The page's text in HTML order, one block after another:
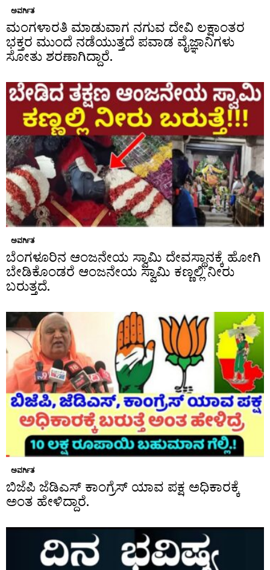
ಅವರ್ಗಿತ
ಮಂಗಳಾರತಿ ಮಾಡುವಾಗ ನಗುವ ದೇವಿ ಲಕ್ಷಾಂತರ
ಭಕ್ತರ ಮುಂದೆ ನಡೆಯುತ್ತದೆ ಪವಾಡ ವೈಜ್ಞಾನಿಗಳು
ಸೋತು ಶರಣಾಗಿದ್ದಾರೆ.
ಅವರ್ಗಿತ
ಬೆಂಗಳೂರಿನ ಆಂಜನೇಯ ಸ್ವಾಮಿ ದೇವಸ್ಥಾನಕ್ಕೆ ಹೋಗಿ
ಬೇಡಿಕೊಂಡರೆ ಆಂಜನೇಯ ಸ್ವಾಮಿ ಕಣ್ಣಲ್ಲಿ ನೀರು
ಬರುತ್ತದೆ.
ಅವರ್ಗಿತ
ಬಿಜೆಪಿ ಜೆಡಿಎಸ್ ಕಾಂಗ್ರೆಸ್ ಯಾವ ಪಕ್ಷ ಅಧಿಕಾರಕ್ಕೆ
ಅಂತ ಹೇಳಿದ್ದಾರೆ.